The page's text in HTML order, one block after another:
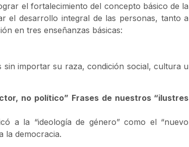
el fortalecimiento del concepto básico de la
el desarrollo integral de las personas, tanto a
en tres enseñanzas básicas:
importar su raza, condición social, cultura u
no político” Frases de nuestros “ilustres
a la “ideología de género” como el “nuevo
la democracia.